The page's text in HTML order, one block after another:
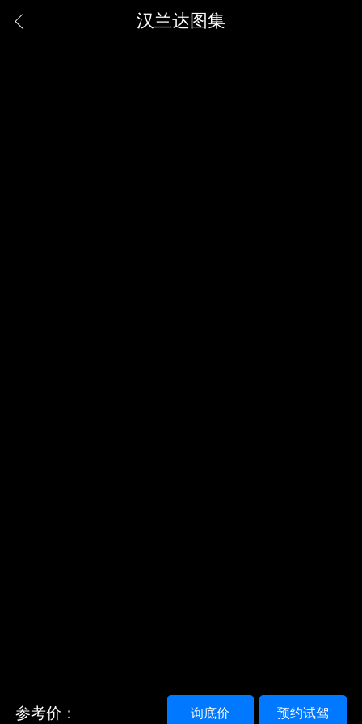
汉兰达图集
参考价： 预约试驾
询底价